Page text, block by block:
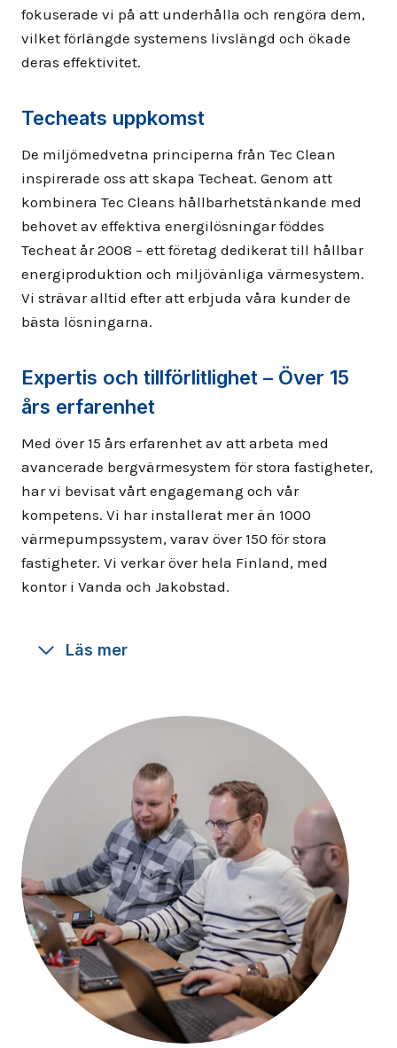
fokuserade vi på att underhålla och rengöra dem,
vilket förlängde systemens livslängd och ökade
deras effektivitet.
Techeats uppkomst
De miljömedvetna principerna från Tec Clean
inspirerade oss att skapa Techeat. Genom att
kombinera Tec Cleans hållbarhetstänkande med
behovet av effektiva energilösningar föddes
Techeat år 2008 – ett företag dedikerat till hållbar
energiproduktion och miljövänliga värmesystem.
Vi strävar alltid efter att erbjuda våra kunder de
bästa lösningarna.
Expertis och tillförlitlighet – Över 15
års erfarenhet
Med över 15 års erfarenhet av att arbeta med
avancerade bergvärmesystem för stora fastigheter,
har vi bevisat vårt engagemang och vår
kompetens. Vi har installerat mer än 1000
värmepumpssystem, varav över 150 för stora
fastigheter. Vi verkar över hela Finland, med
kontor i Vanda och Jakobstad.
Läs mer